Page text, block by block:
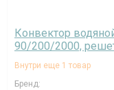
Конвектор
90/200/2000,
Внутри еще 1 товар
Бренд: